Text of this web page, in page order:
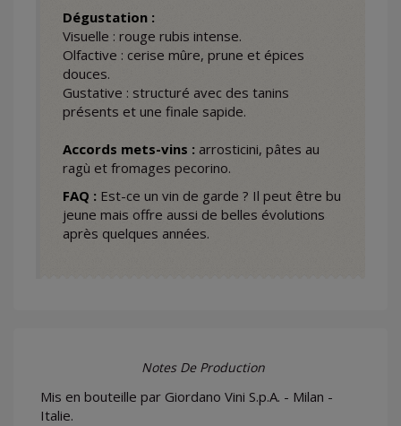
Dégustation :
Visuelle : rouge rubis intense.
Olfactive : cerise mûre, prune et épices
douces.
Gustative : structuré avec des tanins
présents et une finale sapide.
Accords mets-vins : arrosticini, pâtes au
ragù et fromages pecorino.
FAQ : Est-ce un vin de garde ? Il peut être bu
jeune mais offre aussi de belles évolutions
après quelques années.
Notes De Production
Mis en bouteille par Giordano Vini S.p.A. - Milan -
Italie.